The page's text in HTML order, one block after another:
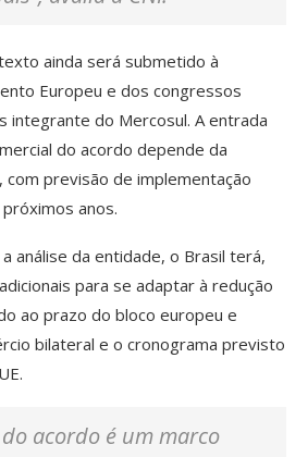
ainda será submetido à
Europeu e dos congressos
integrante do Mercosul. A entrada
do acordo depende da
com previsão de implementação
anos.
análise da entidade, o Brasil terá,
para se adaptar à redução
ao prazo do bloco europeu e
bilateral e o cronograma previsto
acordo é um marco